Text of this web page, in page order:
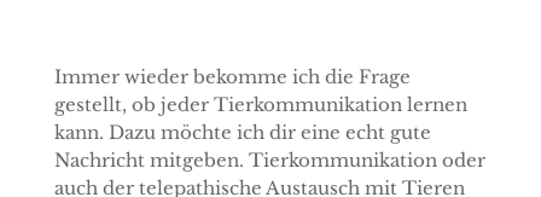
Immer wieder bekomme ich die Frage
gestellt, ob jeder Tierkommunikation lernen
kann. Dazu möchte ich dir eine echt gute
Nachricht mitgeben. Tierkommunikation oder
auch der telepathische Austausch mit Tieren